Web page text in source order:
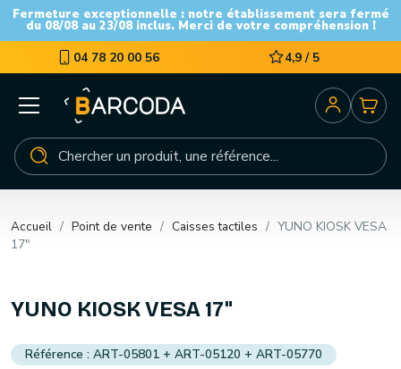
Fermeture exceptionnelle : notre établissement sera fermé
du 08/08 au 23/08 inclus. Merci de votre compréhension !
04 78 20 00 56 4,9 / 5
Accueil Point de vente Caisses tactiles
YUNO KIOSK VESA
17"
YUNO KIOSK VESA 17"
ART-05801 + ART-05120 + ART-05770